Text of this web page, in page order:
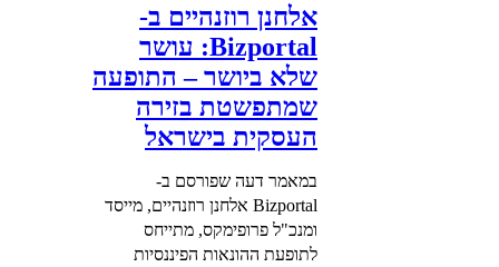
אלחנן רוזנהיים ב-
Bizportal: עושר
שלא ביושר – התופעה
שמתפשטת בזירה
העסקית בישראל
במאמר דעה שפורסם ב-
Bizportal אלחנן רוזנהיים, מייסד
ומנכ"ל פרופימקס, מתייחס
לתופעת ההונאות הפיננסיות